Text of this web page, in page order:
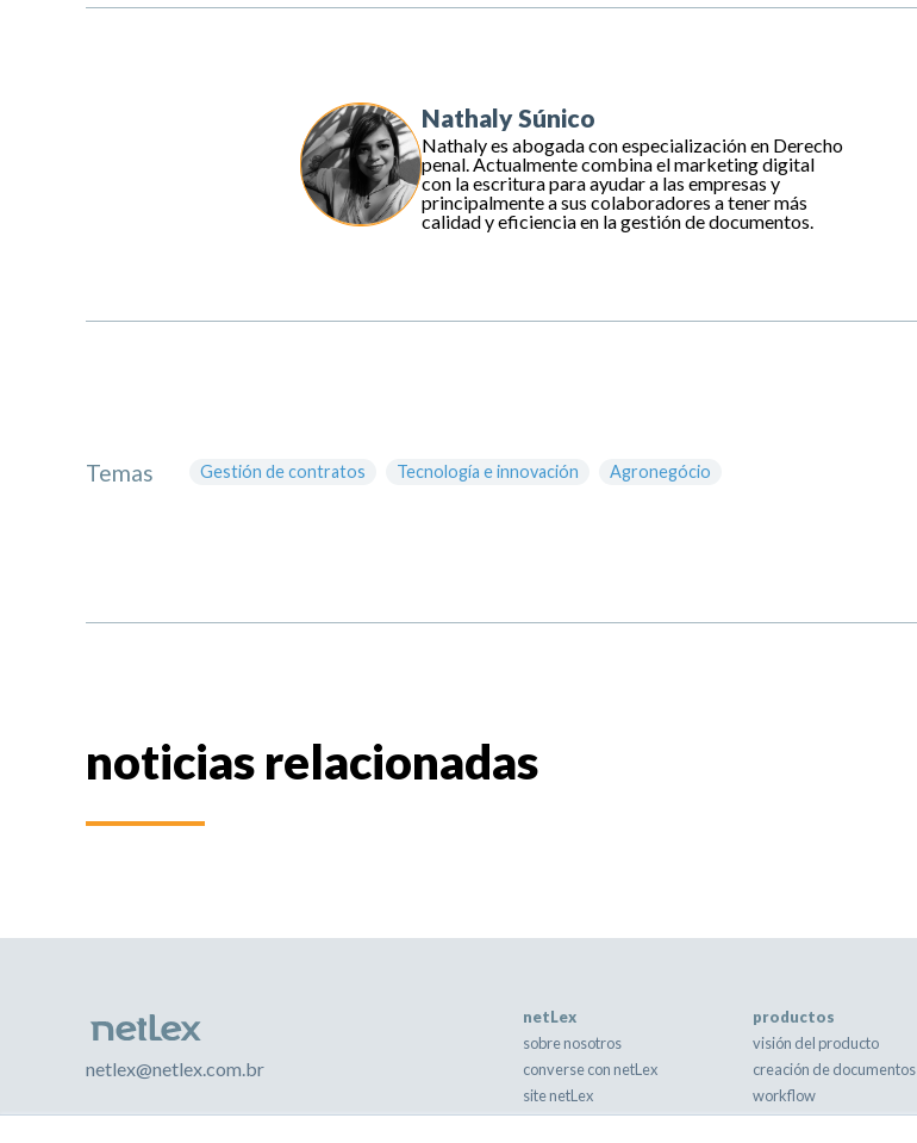
Nathaly Súnico
Nathaly es abogada con especialización en Derecho
penal. Actualmente combina el marketing digital
con la escritura para ayudar a las empresas y
principalmente a sus colaboradores a tener más
calidad y eficiencia en la gestión de documentos.
Temas Gestión de contratos Tecnología e innovación Agronegócio
noticias relacionadas
netlex@netlex.com.br
netLex
sobre nosotros
converse con netLex
site netLex
seguridad
productos
visión del producto
creación de documentos
workflow
negociación